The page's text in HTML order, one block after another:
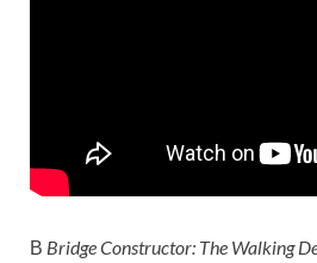
В Bridge Constructor: The Walking